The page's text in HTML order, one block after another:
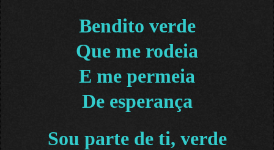
Bendito verde
Que me rodeia
E me permeia
De esperança
Sou parte de ti, verde